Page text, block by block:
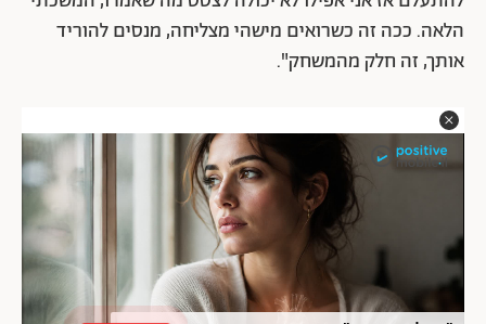
הלאה. ככה זה כשרואים מישהי מצליחה, מנסים להוריד
אותך, זה חלק מהמשחק".